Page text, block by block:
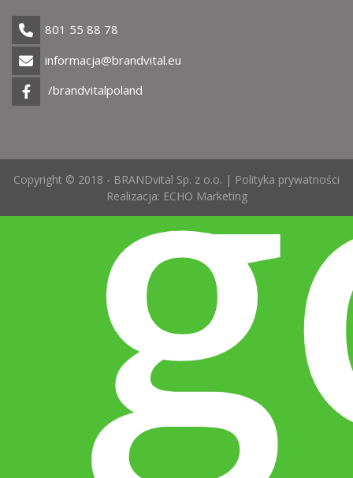
801 55 88 78
informacja@brandvital.eu
/brandvitalpoland
Copyright © 2018 - BRANDvital Sp. z o.o. | Polityka prywatności
Realizacja: ECHO Marketing